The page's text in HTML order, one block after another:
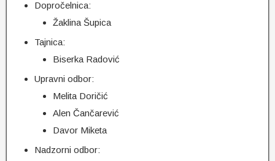
Dopročelnica:
Žaklina Šupica
Tajnica:
Biserka Radović
Upravni odbor:
Melita Doričić
Alen Čančarević
Davor Miketa
Nadzorni odbor: